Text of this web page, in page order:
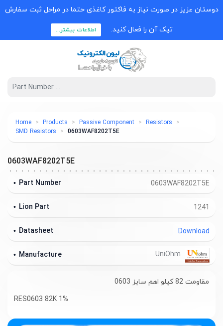
دوستان عزیز در صورت نیاز به فاکتور کاغذی حتما در مراحل ثبت سفارش
تیک آن را فعال کنید. اطلاعات بیشتر...
Home Products Passive Component
Resistors
SMD Resistors
0603WAF8202T5E
0603WAF8202T5E
0603WAF8202T5E
Part Number
1241
Lion Part
Download
Datasheet
Manufacture
مقاومت 82 کیلو اهم سایز 0603
RES0603 82K 1%